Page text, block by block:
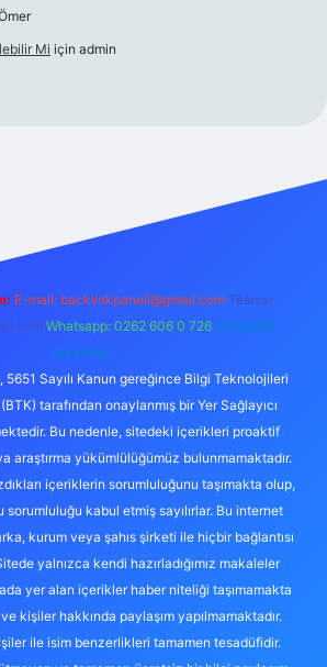
Mi için admin
E-mail: backlinkpaneli@gmail.com Teams:
Whatsapp: 0262 606 0 726 Telegram:
@karabul
5651 Sayılı Kanun gereğince Bilgi Teknolojileri
tarafından onaylanmış bir Yer Sağlayıcı
Bu nedenle, sitedeki içerikleri proaktif
araştırma yükümlülüğümüz bulunmamaktadır.
içeriklerin sorumluluğunu taşımakta olup,
kabul etmiş sayılırlar. Bu internet
kurum veya şahıs şirketi ile hiçbir bağlantısı
yalnızca kendi hazırladığımız makaleler
yer alan içerikler haber niteliği taşımamakta
kişiler hakkında paylaşım yapılmamaktadır.
ile isim benzerlikleri tamamen tesadüfidir.